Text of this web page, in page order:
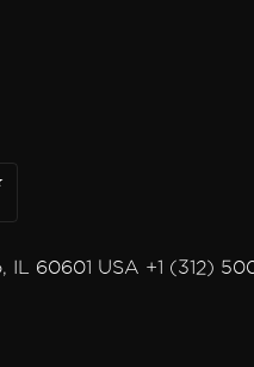
IL 60601 USA +1 (312)